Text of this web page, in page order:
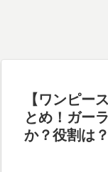
【ワンピー
とめ！ガー
か？役割は